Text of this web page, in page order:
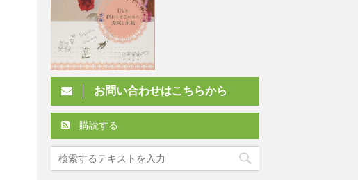
お問い合わせはこちらから
購読する